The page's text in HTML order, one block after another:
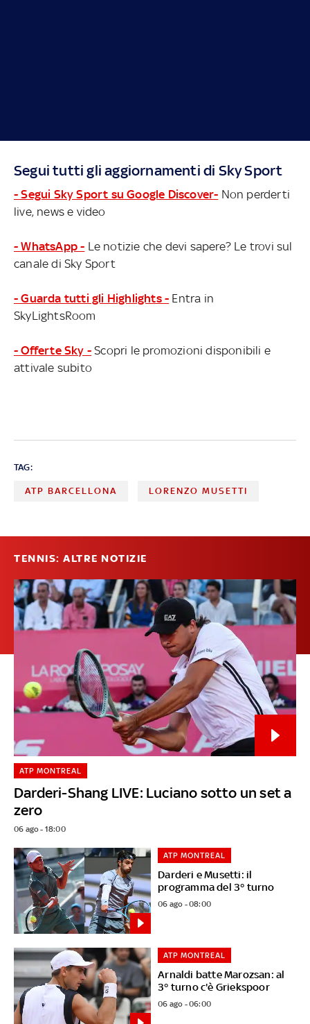
Segui tutti gli aggiornamenti di Sky Sport
- Segui Sky Sport su Google Discover- Non perderti
live, news e video
- WhatsApp - Le notizie che devi sapere? Le trovi sul
canale di Sky Sport
- Guarda tutti gli Highlights - Entra in
SkyLightsRoom
- Offerte Sky - Scopri le promozioni disponibili e
attivale subito
TAG:
ATP BARCELLONA LORENZO MUSETTI
TENNIS: ALTRE NOTIZIE
Darderi-Shang LIVE: Luciano sotto un set a
zero
ATP MONTREAL
06 ago - 18:00
Darderi e Musetti: il
programma del 3° turno
ATP MONTREAL
06 ago - 08:00
Arnaldi batte Marozsan: al
3° turno c'è Griekspoor
ATP MONTREAL
06 ago - 06:00